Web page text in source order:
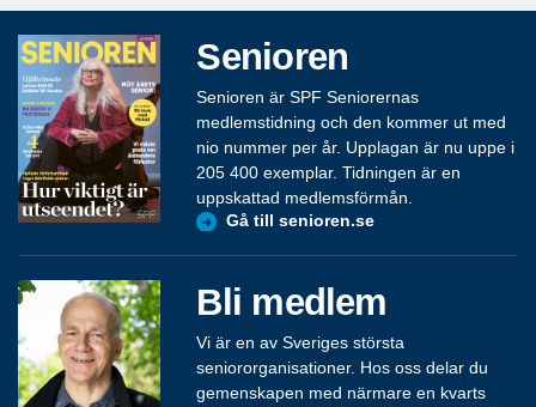
Senioren
Senioren är SPF Seniorernas
medlemstidning och den kommer ut med
nio nummer per år. Upplagan är nu uppe i
205 400 exemplar. Tidningen är en
uppskattad medlemsförmån.
Gå till senioren.se
Bli medlem
Vi är en av Sveriges största
seniororganisationer. Hos oss delar du
gemenskapen med närmare en kvarts